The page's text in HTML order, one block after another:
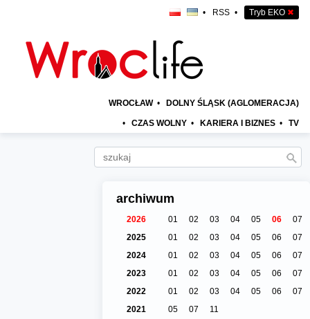
• RSS • Tryb EKO ✖
WROCŁAW • DOLNY ŚLĄSK (AGLOMERACJA)
• CZAS WOLNY • KARIERA I BIZNES • TV
archiwum
2026 01 02 03 04 05 06
07
2025
01 02 03 04 05 06
07
2024
01 02 03 04 05 06
07
2023
01 02 03 04 05 06
07
2022
01 02 03 04 05 06
07
2021
05 07 11